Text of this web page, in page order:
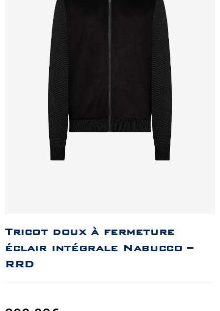
Tricot doux à fermeture
éclair intégrale Nabucco –
RRD